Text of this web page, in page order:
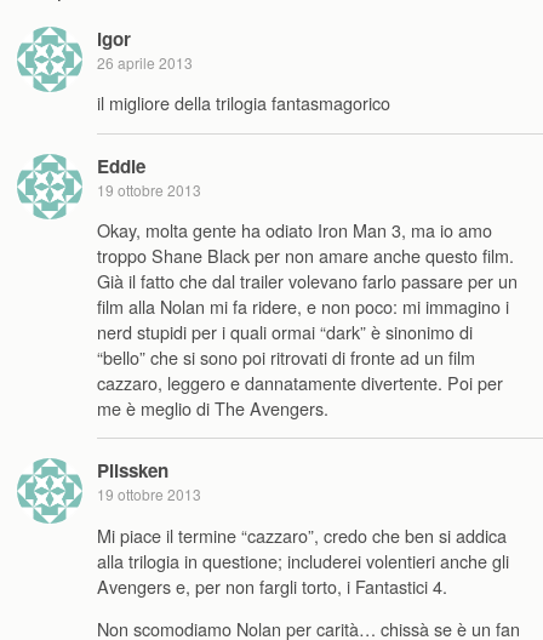
igor
26 aprile 2013
il migliore della trilogia fantasmagorico
Eddie
19 ottobre 2013
Okay, molta gente ha odiato Iron Man 3, ma io amo
troppo Shane Black per non amare anche questo film.
Già il fatto che dal trailer volevano farlo passare per un
film alla Nolan mi fa ridere, e non poco: mi immagino i
nerd stupidi per i quali ormai “dark” è sinonimo di
“bello” che si sono poi ritrovati di fronte ad un film
cazzaro, leggero e dannatamente divertente. Poi per
me è meglio di The Avengers.
Plissken
19 ottobre 2013
Mi piace il termine “cazzaro”, credo che ben si addica
alla trilogia in questione; includerei volentieri anche gli
Avengers e, per non fargli torto, i Fantastici 4.
Non scomodiamo Nolan per carità… chissà se è un fan